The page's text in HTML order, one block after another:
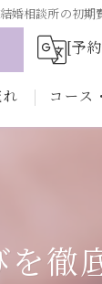
結婚相談所の初期
[予
コース
を徹